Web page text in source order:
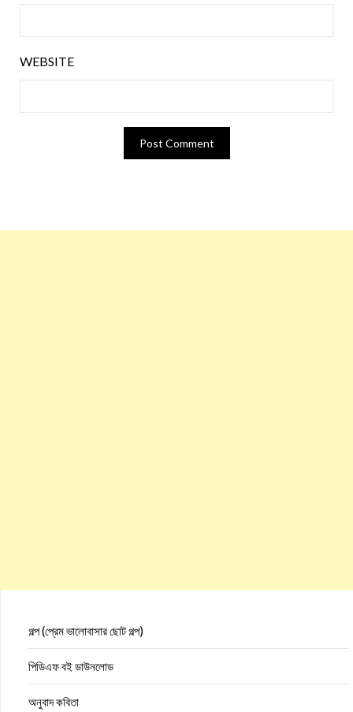
WEBSITE
গল্প (প্রেম ভালোবাসার ছোট গল্প)
পিডিএফ বই ডাউনলোড
অনুবাদ কবিতা